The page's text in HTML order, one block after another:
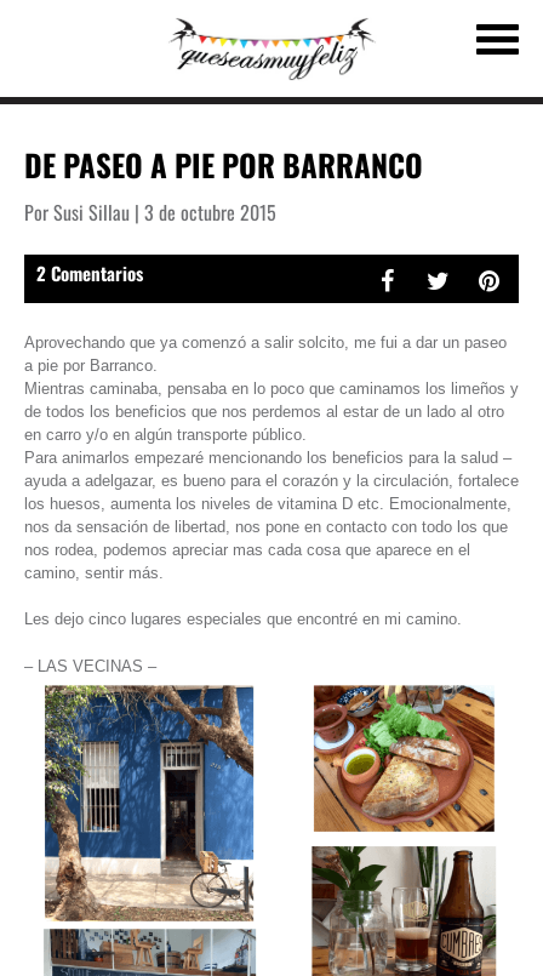
DE PASEO A PIE POR BARRANCO
Por Susi Sillau | 3 de octubre 2015
2 Comentarios
Aprovechando que ya comenzó a salir solcito, me fui a dar un paseo
a pie por Barranco.
Mientras caminaba, pensaba en lo poco que caminamos los limeños y
de todos los beneficios que nos perdemos al estar de un lado al otro
en carro y/o en algún transporte público.
Para animarlos empezaré mencionando los beneficios para la salud –
ayuda a adelgazar, es bueno para el corazón y la circulación, fortalece
los huesos, aumenta los niveles de vitamina D etc. Emocionalmente,
nos da sensación de libertad, nos pone en contacto con todo los que
nos rodea, podemos apreciar mas cada cosa que aparece en el
camino, sentir más.
Les dejo cinco lugares especiales que encontré en mi camino.
– LAS VECINAS –